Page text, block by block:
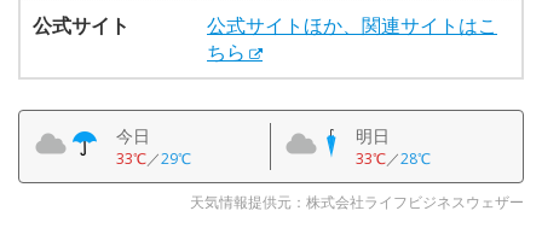
公式サイト
公式サイトほか、関連サイトはこ
ちら
今日
33℃／29℃
明日
33℃／28℃
天気情報提供元：株式会社ライフビジネスウェザー